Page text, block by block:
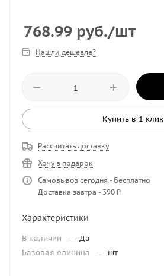
768.99 руб./шт
Нашли дешевле?
Купить в 1 клик
Рассчитать доставку
Хочу в подарок
Самовывоз сегодня - бесплатно
Доставка завтра - 390 ₽
Характеристики
В наличии —
Да
Базовая единица
— шт